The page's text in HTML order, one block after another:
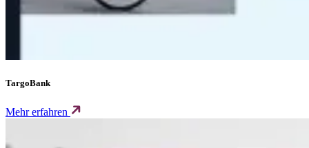
TargoBank
Mehr erfahren